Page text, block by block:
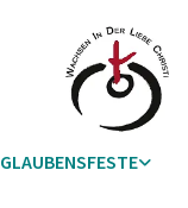
GLAUBENSFESTE